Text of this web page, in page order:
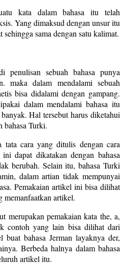
kata dalam bahasa itu telah
Yang dimaksud dengan unsur itu
sama dengan satu kalimat.
penulisan sebuah bahasa punya
maka dalam mendalami sebuah
bisa didalami dengan gampang.
dalam mendalami bahasa itu
Hal tersebut harus diketahui
bahasa Turki.
tata cara yang ditulis dengan cara
dapat dikatakan dengan bahasa
berubah. Selain itu, bahasa Turki
dalam artian tidak mempunyai
Pemakaian artikel ini bisa dilihat
memanfaatkan artikel.
merupakan pemakaian kata the, a,
contoh yang lain bisa dilihat dari
buat bahasa Jerman layaknya der,
Berbeda halnya dalam bahasa
artikel itu.